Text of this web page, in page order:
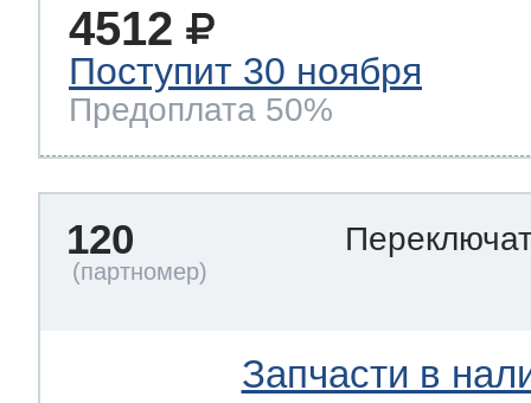
4512
Поступит 30 ноября
Предоплата 50%
120
Запчасти в